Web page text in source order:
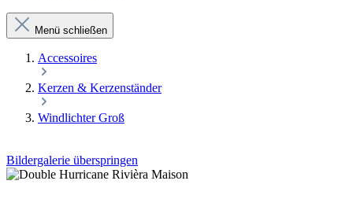
Menü schließen
Accessoires
Kerzen & Kerzenständer
Windlichter Groß
Bildergalerie überspringen